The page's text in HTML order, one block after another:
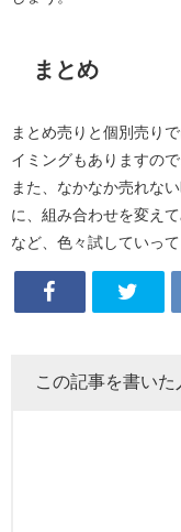
まとめ
まとめ売りと個別売り
イミングもありますの
また、なかなか売れな
に、組み合わせを変え
など、色々試していって
この記事を書いた